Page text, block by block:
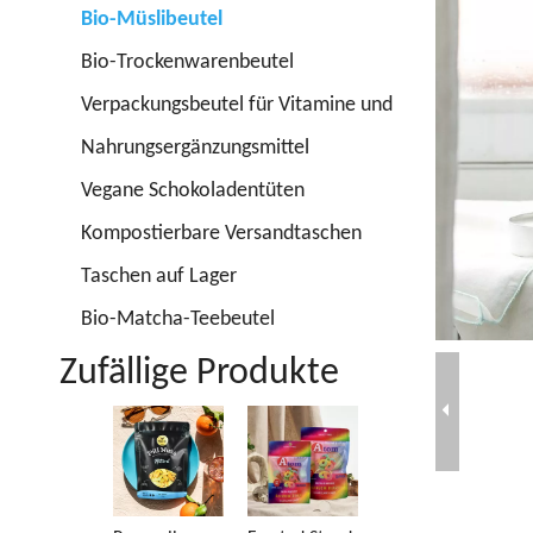
Bio-Müslibeutel
Bio-Trockenwarenbeutel
Verpackungsbeutel für Vitamine und
Nahrungsergänzungsmittel
Vegane Schokoladentüten
Kompostierbare Versandtaschen
Taschen auf Lager
Bio-Matcha-Teebeutel
Zufällige Produkte